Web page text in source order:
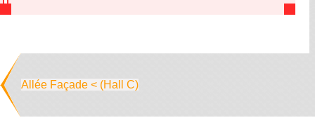
Allée Façade < (Hall C)